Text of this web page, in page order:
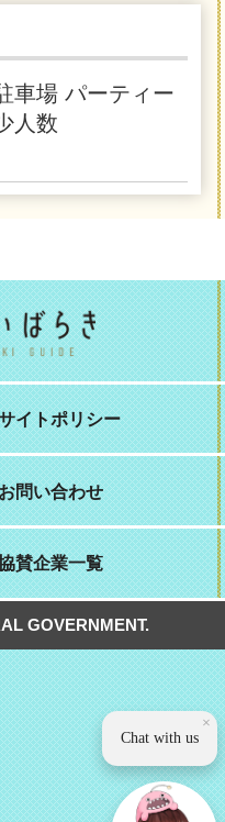
車場 パーティー
人数
イトポリシー
問い合わせ
賛企業一覧
GOVERNMENT.
×
Chat with us